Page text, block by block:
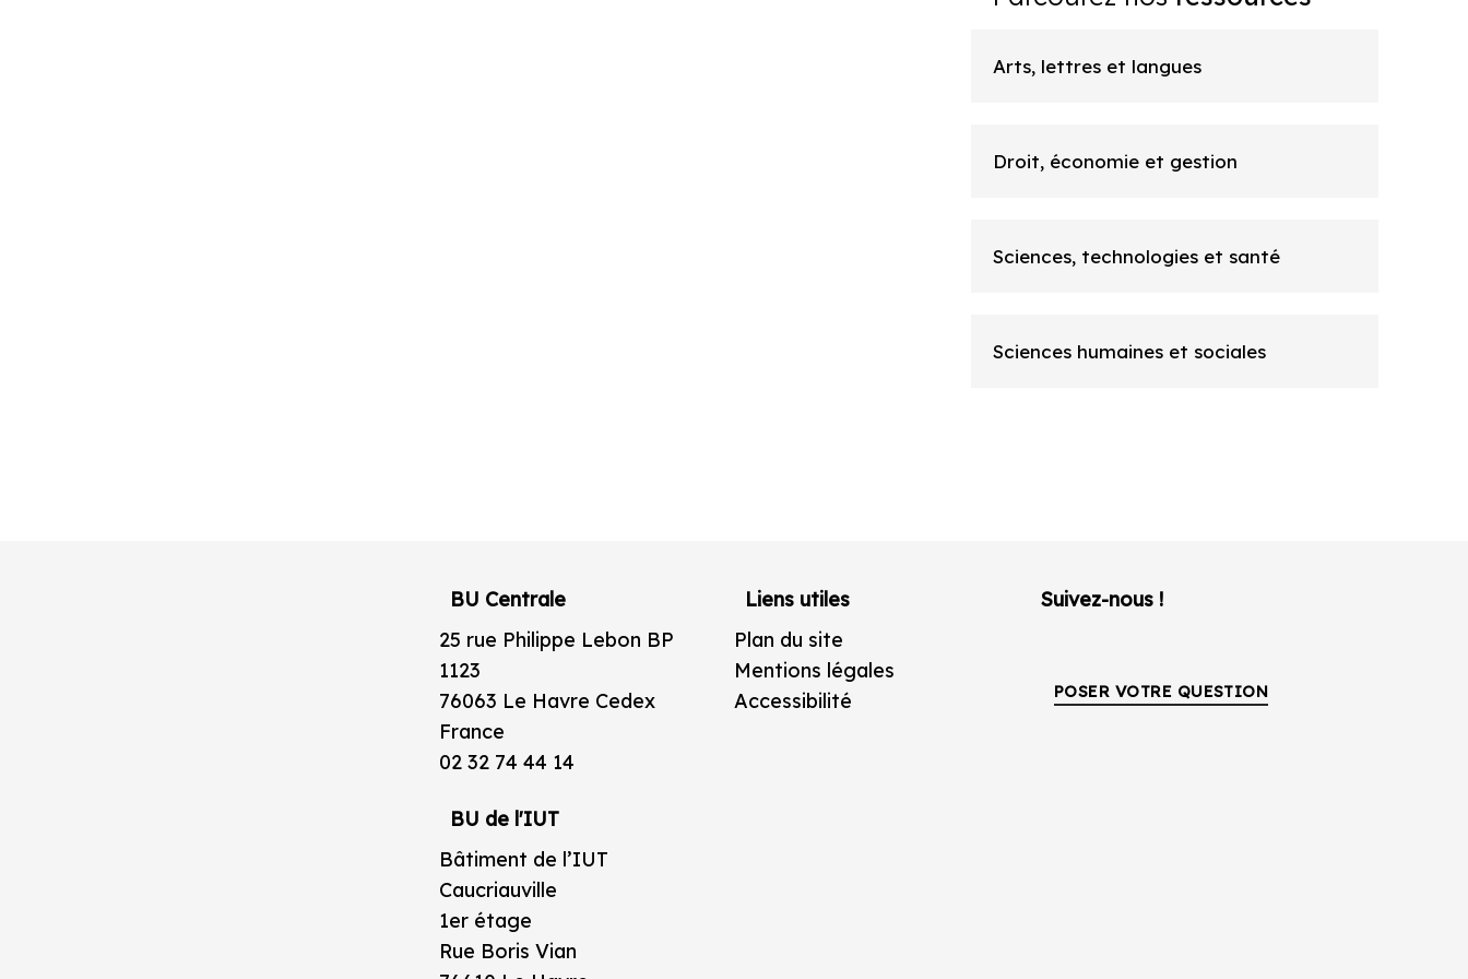
Arts, lettres et langues
Droit, économie et gestion
Sciences, technologies et santé
Sciences humaines et sociales
BU Centrale
25 rue Philippe Lebon BP
1123
76063 Le Havre Cedex
France
02 32 74 44 14
BU de l'IUT
Bâtiment de l’IUT
Caucriauville
1er étage
Rue Boris Vian
Liens utiles
Plan du site
Mentions légales
Accessibilité
Suivez-nous !
POSER VOTRE QUESTION